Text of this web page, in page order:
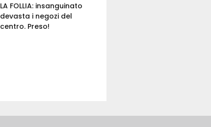
LA FOLLIA: insanguinato
devasta i negozi del
centro. Preso!